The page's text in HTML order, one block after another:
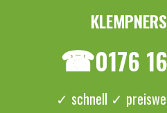
☎0176
✓ schnell ✓